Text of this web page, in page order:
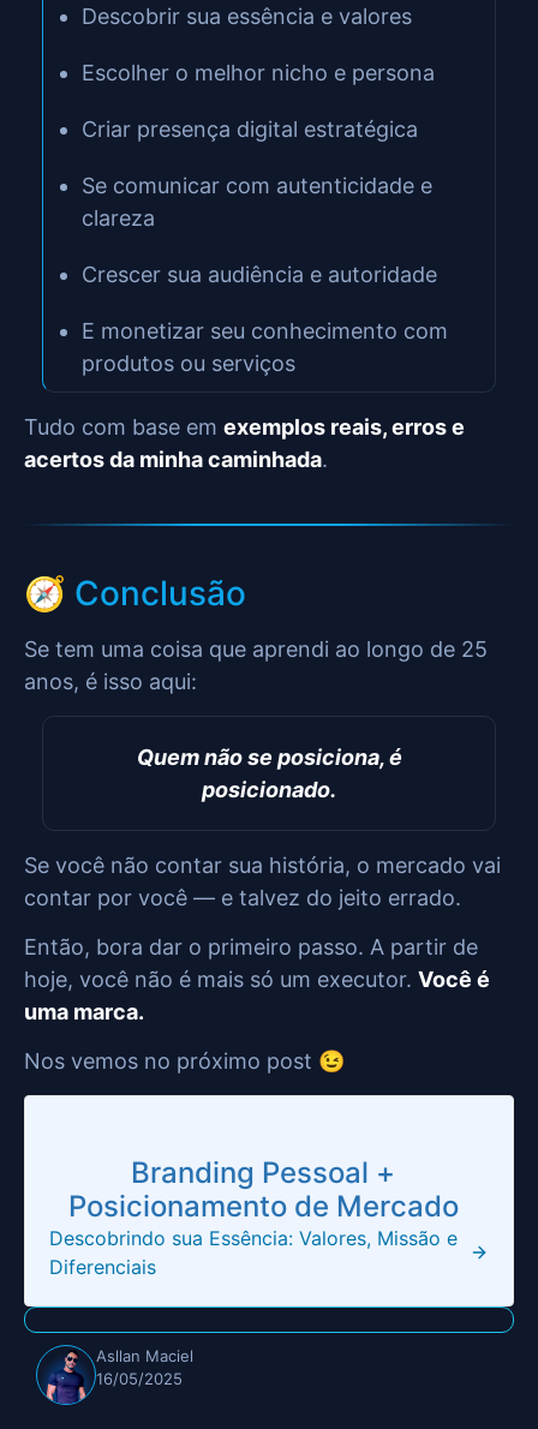
Descobrir sua essência e valores
Escolher o melhor nicho e persona
Criar presença digital estratégica
Se comunicar com autenticidade e
clareza
Crescer sua audiência e autoridade
E monetizar seu conhecimento com
produtos ou serviços
Tudo com base em exemplos reais, erros e
acertos da minha caminhada.
🧭 Conclusão
Se tem uma coisa que aprendi ao longo de 25
anos, é isso aqui:
Quem não se posiciona, é
posicionado.
Se você não contar sua história, o mercado vai
contar por você — e talvez do jeito errado.
Então, bora dar o primeiro passo. A partir de
hoje, você não é mais só um executor. Você é
uma marca.
Nos vemos no próximo post 😉
Branding Pessoal +
Posicionamento de Mercado
Descobrindo sua Essência: Valores, Missão e
Diferenciais
Asllan Maciel
16/05/2025